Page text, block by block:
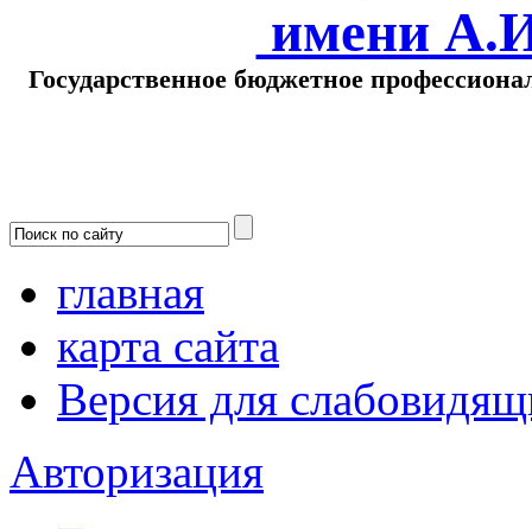
имени
Государственное бюджетное
главная
карта сайта
Версия для
Авторизация